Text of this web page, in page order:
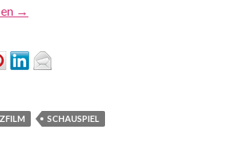
→
SCHAUSPIEL